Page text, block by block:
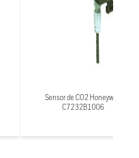
Sensor de CO2 Honeywell
C7232B1006